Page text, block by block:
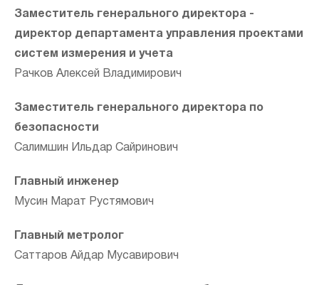
Заместитель генерального директора -
директор департамента управления проектами
систем измерения и учета
Рачков Алексей Владимирович
Заместитель генерального директора по
безопасности
Салимшин Ильдар Сайринович
Главный инженер
Мусин Марат Рустямович
Главный метролог
Саттаров Айдар Мусавирович